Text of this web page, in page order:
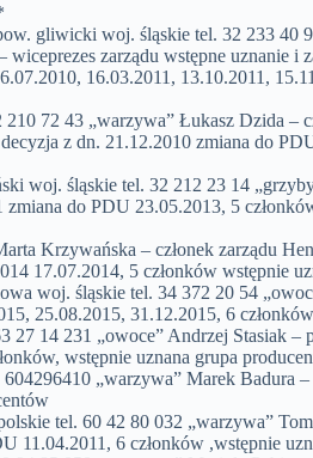
gliwicki woj. śląskie tel. 32 233 40
zarządu wstępne uznanie i
16.03.2011, 13.10.2011,
72 43 „warzywa” Łukasz Dzida –
z dn. 21.12.2010 zmiana do
woj. śląskie tel. 32 212 23 14
do PDU 23.05.2013, 5
Krzywańska – członek zarządu
17.07.2014, 5 członków wstępnie
woj. śląskie tel. 34 372 20 54
25.08.2015, 31.12.2015, 6
14 231 „owoce” Andrzej Stasiak –
wstępnie uznana grupa
„warzywa” Marek Badura
tel. 60 42 80 032 „warzywa”
11.04.2011, 6 członków ,wstępnie